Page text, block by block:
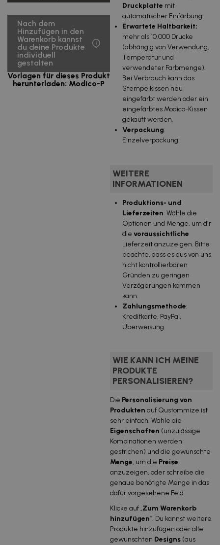
Nach dem
Hinzufügen in den
Warenkorb kannst
du deine Produkte
individuell
gestalten
Vorlagen für dieses Produkt
herunterladen: Modico-P
Druckplatte mit
automatischer Einfärbung
Erwartete Haltbarkeit:
mehr als 10.000 Drucke
(abhängig von Verwendung,
Temperatur und
verwendeter Farbmenge).
Bei Verbrauch kann das
Stempelkissen neu
eingefärbt werden oder ein
eingefärbtes Modico-Kissen
gekauft werden.
Verpackung:
Einzelverpackung.
WEITERE
INFORMATIONEN
Produktions- und
Lieferzeiten: Wähle die
Optionen und Menge, um dir
die voraussichtliche
Lieferzeit anzuzeigen. Bitte
beachte, dass es aus von uns
nicht kontrollierbaren
Gründen zu geringen
Verzögerungen kommen
kann.
Zahlungsmethode:
Kreditkarte, PayPal,
Überweisung.
WIE KANN ICH MEINE
PRODUKTE
PERSONALISIEREN?
Die Personalisierung von
Produkten auf Qustommize ist
sehr einfach. Wähle die
Eigenschaften (unzulässige
Kombinationen werden
gestrichen) und die gewünschte
Menge, um die Preise
anzuzeigen, oder schreibe die
genaue benötigte Menge in das
dafür vorgesehene Feld.
Klicke auf „Zum Warenkorb
hinzufügen”. Du kannst weitere
Produkte hinzufügen oder alle
gewünschten Designs (aus